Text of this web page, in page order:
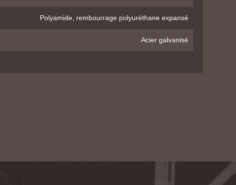
Polyamide, rembourrage polyuréthane expansé
Acier galvanisé